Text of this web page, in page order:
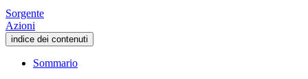
Sorgente
Azioni
indice dei contenuti
Sommario